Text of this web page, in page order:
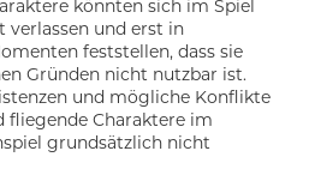
könnten sich im Spiel
verlassen und erst in
feststellen, dass sie
Gründen nicht nutzbar ist.
und mögliche Konflikte
fliegende Charaktere im
grundsätzlich nicht